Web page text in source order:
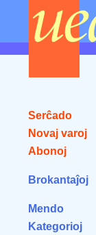
Serĉado
Novaj varoj
Abonoj
Brokantaĵoj
Mendo
Kategorioj